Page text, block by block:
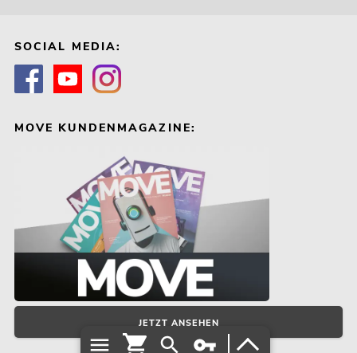
EUROLITE LED KLS Laser Bar FX-
Lichtset ws
Bestand reicht ca. 12 Wo.
SOCIAL MEDIA:
MOVE KUNDENMAGAZINE:
JETZT ANSEHEN